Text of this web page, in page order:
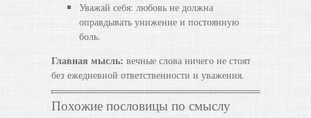
Уважай себя: любовь не должна
оправдывать унижение и постоянную
боль.
Главная мысль: вечные слова ничего не стоят
без ежедневной ответственности и уважения.
Похожие пословицы по смыслу